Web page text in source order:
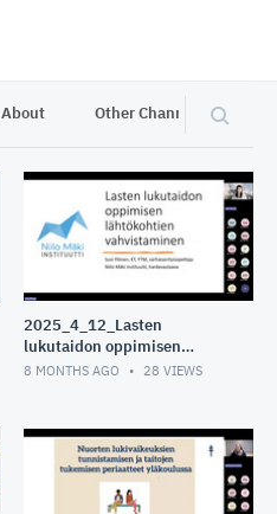
About Other Channels
2025_4_12_Lasten
lukutaidon oppimisen
lähtökohtien vahvistaminen
8 MONTHS AGO 28 VIEWS